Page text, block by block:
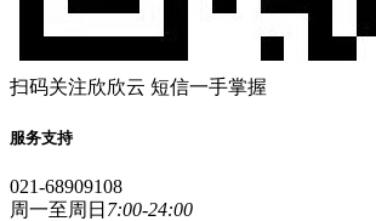
扫码关注欣欣云 短信一手掌握
服务支持
021-68909108
周一至周日 7:00-24:00